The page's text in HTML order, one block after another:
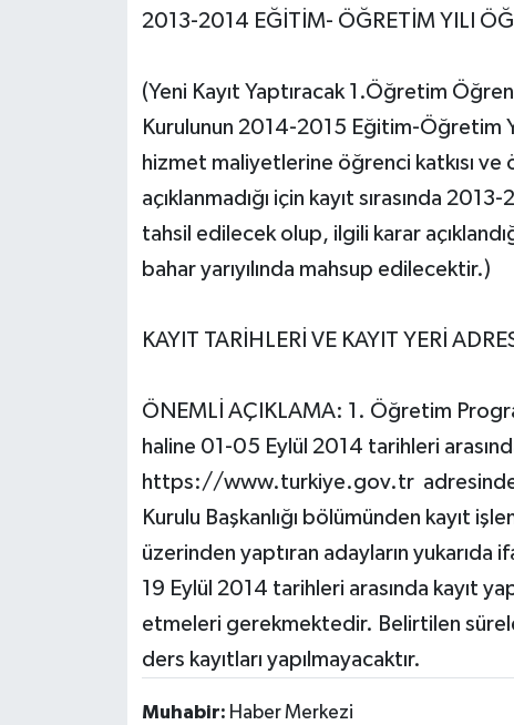
2013-2014 EĞİTİM- ÖĞRETİM YILI
(Yeni Kayıt Yaptıracak 1.Öğretim
Kurulunun 2014-2015 Eğitim-Öğretim
hizmet maliyetlerine öğrenci katkısı
açıklanmadığı için kayıt sırasında
tahsil edilecek olup, ilgili karar
bahar yarıyılında mahsup edilecektir.)
KAYIT TARİHLERİ VE KAYIT YERİ
ÖNEMLİ AÇIKLAMA: 1. Öğretim
haline 01-05 Eylül 2014 tarihleri
https://www.turkiye.gov.tr
Kurulu Başkanlığı bölümünden kayıt
üzerinden yaptıran adayların yukarıda
19 Eylül 2014 tarihleri arasında kayıt
etmeleri gerekmektedir. Belirtilen
ders kayıtları yapılmayacaktır.
Muhabir: Haber Merkezi